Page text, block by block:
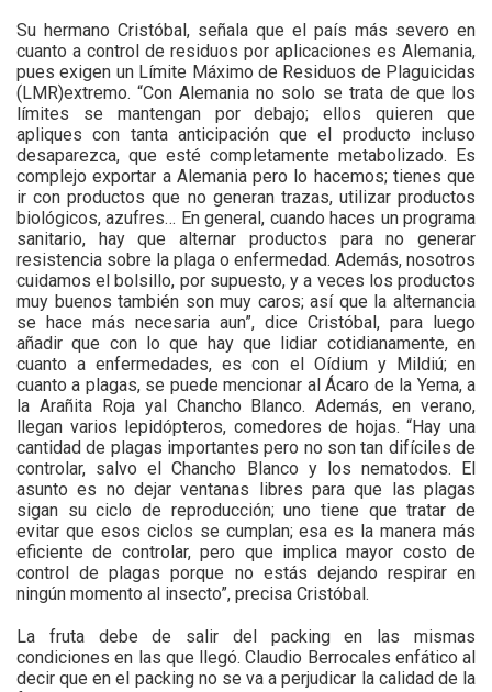
Su hermano Cristóbal, señala que el país más severo en
cuanto a control de residuos por aplicaciones es Alemania,
pues exigen un Límite Máximo de Residuos de Plaguicidas
(LMR)extremo. “Con Alemania no solo se trata de que los
límites se mantengan por debajo; ellos quieren que
apliques con tanta anticipación que el producto incluso
desaparezca, que esté completamente metabolizado. Es
complejo exportar a Alemania pero lo hacemos; tienes que
ir con productos que no generan trazas, utilizar productos
biológicos, azufres… En general, cuando haces un programa
sanitario, hay que alternar productos para no generar
resistencia sobre la plaga o enfermedad. Además, nosotros
cuidamos el bolsillo, por supuesto, y a veces los productos
muy buenos también son muy caros; así que la alternancia
se hace más necesaria aun”, dice Cristóbal, para luego
añadir que con lo que hay que lidiar cotidianamente, en
cuanto a enfermedades, es con el Oídium y Mildiú; en
cuanto a plagas, se puede mencionar al Ácaro de la Yema, a
la Arañita Roja yal Chancho Blanco. Además, en verano,
llegan varios lepidópteros, comedores de hojas. “Hay una
cantidad de plagas importantes pero no son tan difíciles de
controlar, salvo el Chancho Blanco y los nematodos. El
asunto es no dejar ventanas libres para que las plagas
sigan su ciclo de reproducción; uno tiene que tratar de
evitar que esos ciclos se cumplan; esa es la manera más
eficiente de controlar, pero que implica mayor costo de
control de plagas porque no estás dejando respirar en
ningún momento al insecto”, precisa Cristóbal.
La fruta debe de salir del packing en las mismas
condiciones en las que llegó. Claudio Berrocales enfático al
decir que en el packing no se va a perjudicar la calidad de la